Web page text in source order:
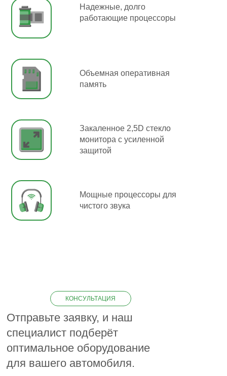
Объемная оперативная
память
Закаленное 2,5D стекло
монитора с усиленной
защитой
Надежные, долго
работающие процессоры
Мощные процессоры для
чистого звука
Отправьте заявку, и наш
специалист подберёт
оптимальное оборудование
для вашего автомобиля.
КОНСУЛЬТАЦИЯ